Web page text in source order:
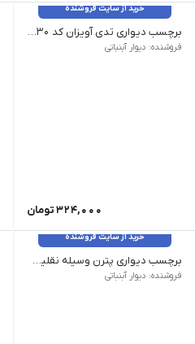
خرید از سایت فروشنده
برچسب دیواری تدی آویزان کد 1630 وزن 120 گرم سایز: بزرگ 100*90، متوسط 75*80، کوچک 60*65 رنگ: بدون تغییر رنگ
فروشنده: دیوار آبنباتی
324,000تومان
خرید از سایت فروشنده
برچسب دیواری پترن وسیله نقلیه کد 1446 وزن 120 گرم سایز: 75 در 75 سانت رنگ: بدون تغییر رنگ
فروشنده: دیوار آبنباتی